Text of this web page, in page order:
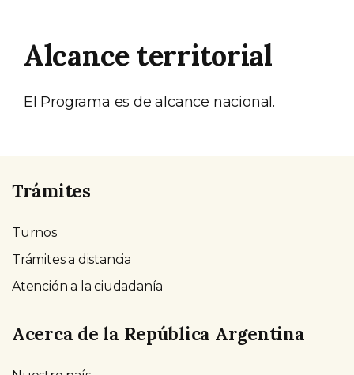
Alcance territorial
El Programa es de alcance nacional.
Trámites
Turnos
Trámites a distancia
Atención a la ciudadanía
Acerca de la República Argentina